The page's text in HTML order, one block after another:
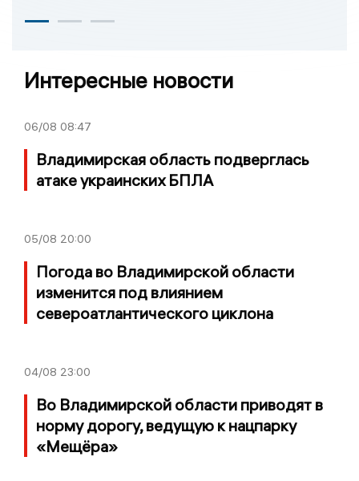
Интересные новости
06/08 08:47
Владимирская область подверглась
атаке украинских БПЛА
05/08 20:00
Погода во Владимирской области
изменится под влиянием
североатлантического циклона
04/08 23:00
Во Владимирской области приводят в
норму дорогу, ведущую к нацпарку
«Мещёра»